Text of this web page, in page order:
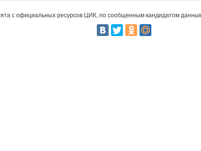
с официальных ресурсов ЦИК, по сообщенным кандидатом